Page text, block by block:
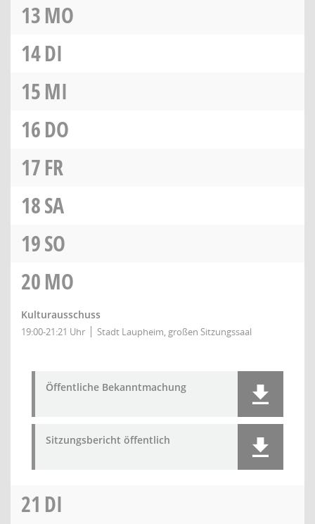
13MO
14DI
15MI
16DO
17FR
18SA
19SO
20MO
Kulturausschuss
19:00-21:21 Uhr Stadt Laupheim, großen Sitzungssaal
Öffentliche Bekanntmachung
Sitzungsbericht öffentlich
21 DI